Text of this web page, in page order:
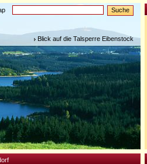
Blick auf die Talsperre Eibenstock